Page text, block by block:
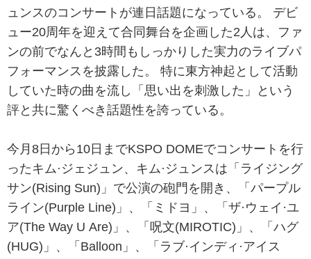
ュンスのコンサートが連日話題になっている。 デビ
ュー20周年を迎えて合同舞台を企画した2人は、ファ
ンの前でなんと3時間もしっかりした実力のライブパ
フォーマンスを披露した。 特に東方神起として活動
していた時の曲を流し「思い出を刺激した」という
評と共に驚くべき話題性を誇っている。
今月8日から10日までKSPO DOMEでコンサートを行
ったキム·ジェジュン、キム·ジュンスは「ライジング
サン(Rising Sun)」で公演の砲門を開き、「パープル
ライン(Purple Line)」、「ミドヨ」、「ザ·ウェイ·ユ
ア(The Way U Are)」、「呪文(MIROTIC)」、「ハグ
(HUG)」、「Balloon」、「ラブ·インディ·アイス